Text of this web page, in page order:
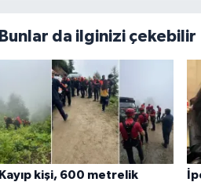
Bunlar da ilginizi çekebilir
Kayıp kişi, 600 metrelik